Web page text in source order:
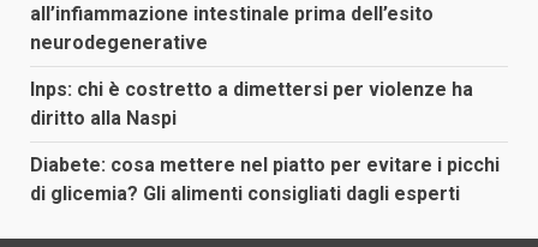
all’infiammazione intestinale prima dell’esito
neurodegenerative
Inps: chi è costretto a dimettersi per violenze ha
diritto alla Naspi
Diabete: cosa mettere nel piatto per evitare i picchi
di glicemia? Gli alimenti consigliati dagli esperti